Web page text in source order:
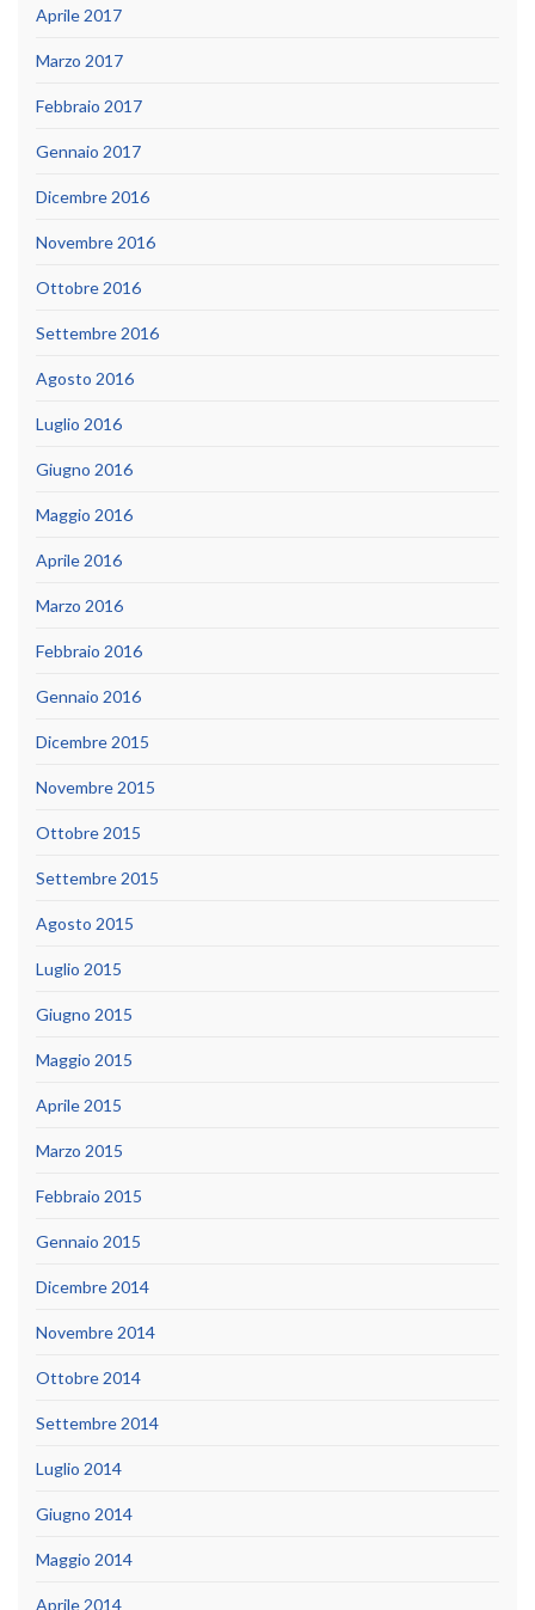
Aprile 2017
Marzo 2017
Febbraio 2017
Gennaio 2017
Dicembre 2016
Novembre 2016
Ottobre 2016
Settembre 2016
Agosto 2016
Luglio 2016
Giugno 2016
Maggio 2016
Aprile 2016
Marzo 2016
Febbraio 2016
Gennaio 2016
Dicembre 2015
Novembre 2015
Ottobre 2015
Settembre 2015
Agosto 2015
Luglio 2015
Giugno 2015
Maggio 2015
Aprile 2015
Marzo 2015
Febbraio 2015
Gennaio 2015
Dicembre 2014
Novembre 2014
Ottobre 2014
Settembre 2014
Luglio 2014
Giugno 2014
Maggio 2014
Aprile 2014